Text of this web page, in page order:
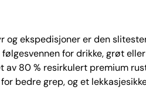
og ekspedisjoner er den
for drikke, grøt
av 80 % resirkulert premium
bedre grep, og et